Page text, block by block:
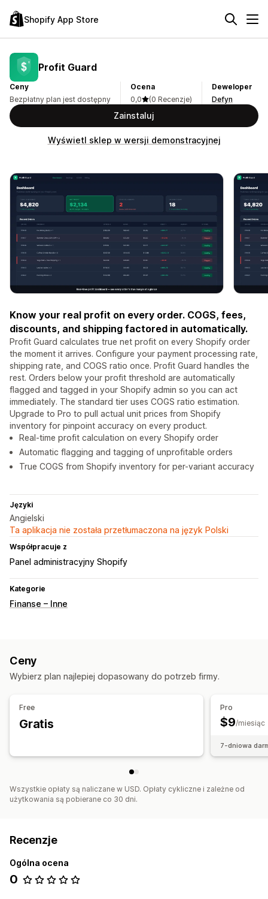
Shopify App Store
Profit Guard
Ceny
Bezpłatny plan jest dostępny
Ocena
0,0
(0 Recenzje)
Deweloper
Defyn
Zainstaluj
Wyświetl sklep w wersji demonstracyjnej
Know your real profit on every order. COGS, fees,
discounts, and shipping factored in automatically.
Profit Guard calculates true net profit on every Shopify order
the moment it arrives. Configure your payment processing rate,
shipping rate, and COGS ratio once. Profit Guard handles the
rest. Orders below your profit threshold are automatically
flagged and tagged in your Shopify admin so you can act
immediately. The standard tier uses COGS ratio estimation.
Upgrade to Pro to pull actual unit prices from Shopify
inventory for pinpoint accuracy on every product.
Real-time profit calculation on every Shopify order
Automatic flagging and tagging of unprofitable orders
True COGS from Shopify inventory for per-variant accuracy
Języki
Angielski
Ta aplikacja nie została przetłumaczona na język Polski
Współpracuje z
Panel administracyjny Shopify
Kategorie
Finanse – Inne
Ceny
Wybierz plan najlepiej dopasowany do potrzeb firmy.
Free
Gratis
Pro
$9/miesiąc
7-dniowa
Wszystkie opłaty są naliczane w USD. Opłaty cykliczne i zależne od
użytkowania są pobierane co 30 dni.
Recenzje
Ogólna ocena
0